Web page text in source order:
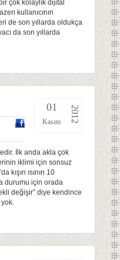
çok kolaylık dijital
kullanıcının
de son yıllarda oldukça
da son yıllarda
01
Kasım 2012
İlk anda akla çok
iklimi için sonsuz
kışın ısının 10
durumu için orada
değişir” diye kendince
yok.